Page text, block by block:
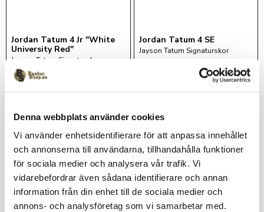
Denna webbplats använder cookies
Vi använder enhetsidentifierare för att anpassa innehållet
och annonserna till användarna, tillhandahålla funktioner
för sociala medier och analysera vår trafik. Vi
vidarebefordrar även sådana identifierare och annan
information från din enhet till de sociala medier och
annons- och analysföretag som vi samarbetar med.
Jordan Tatum 4 Jr "White
University Red"
Jayson Tatum Signaturskor
1 099kr
Jordan Tatum 4 SE
Jayson Tatum Signaturskor
Lägg till i favoriter